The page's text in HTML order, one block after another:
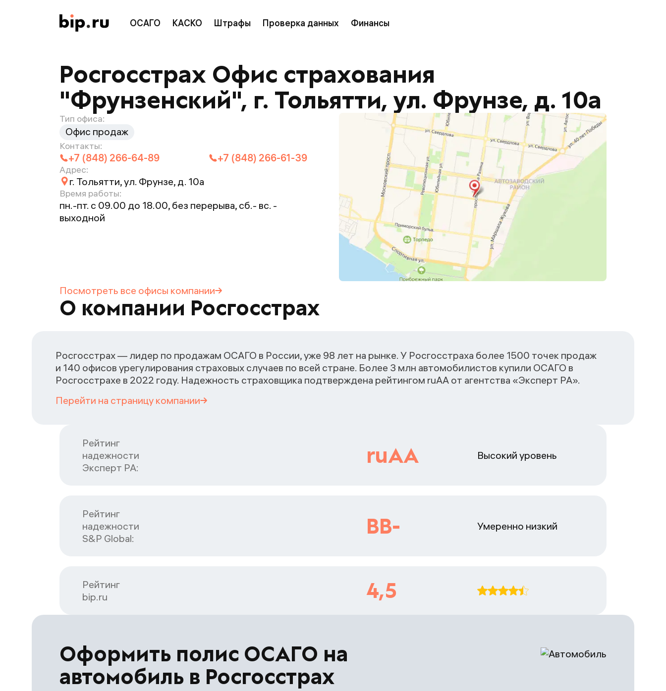
ОСАГО КАСКО Штрафы Проверка данных Финансы
Росгосстрах Офис страхования
"Фрунзенский", г. Тольятти, ул. Фрунзе, д. 10а
Тип офиса:
Офис продаж
Контакты:
+7 (848) 266-64-89 +7 (848) 266-61-39
Адрес:
г. Тольятти, ул. Фрунзе, д. 10а
Время работы:
пн.-пт. с 09.00 до 18.00, без перерыва, сб.- вс. -
выходной
Посмотреть все офисы компании
О компании Росгосстрах
Росгосстрах — лидер по продажам ОСАГО в России, уже 98 лет на рынке. У Росгосстраха более 1500 точек продаж
и 140 офисов урегулирования страховых случаев по всей стране. Более 3 млн автомобилистов купили ОСАГО в
Росгосстрахе в 2022 году. Надежность страховщика подтверждена рейтингом ruАА от агентства «Эксперт РА».
Перейти на страницу компании
Рейтинг
надежности
Эксперт РА:
ruAA Высокий уровень
Рейтинг
надежности
S&P Global:
BB- Умеренно низкий
Рейтинг
bip.ru
4,5
Оформить полис ОСАГО на
автомобиль в Росгосстрах